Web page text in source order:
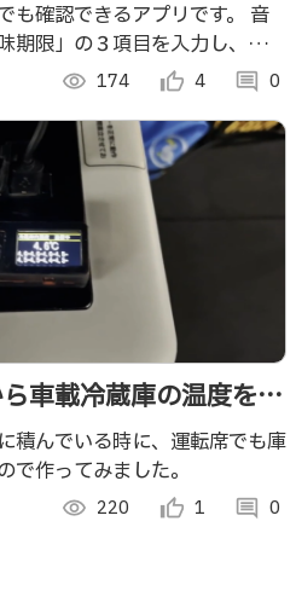
も確認できるアプリです。 音
限」の３項目を入力し、リス
visibility 174 thumb_up_alt 4 comment 0
車載冷蔵庫の温度をわ
積んでいる時に、運転席でも庫
で作ってみました。
visibility 220 thumb_up_alt 1 comment 0